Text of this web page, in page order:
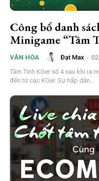
Công bố danh
Minigame “Tâm
VĂN HÓA Đạt Max -
Tâm Tình KGer số 4 sau khi ra
đến từ các KGer. Sự hấp dẫn...